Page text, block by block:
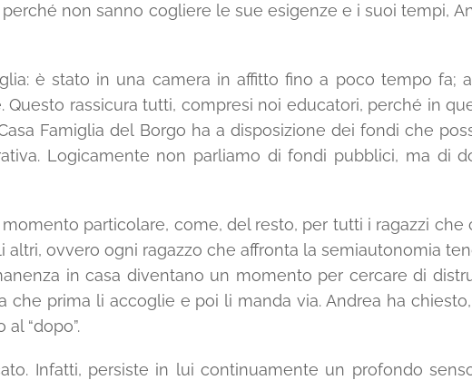
non sanno cogliere le sue esigenze e i suoi tempi,
è stato in una camera in affitto fino a poco tempo fa;
rassicura tutti, compresi noi educatori, perché in
Famiglia del Borgo ha a disposizione dei fondi che
Logicamente non parliamo di fondi pubblici, ma di
momento particolare, come, del resto, per tutti i ragazzi
ovvero ogni ragazzo che affronta la semiautonomia
in casa diventano un momento per cercare di
che prima li accoglie e poi li manda via. Andrea ha
“dopo”.
Infatti, persiste in lui continuamente un profondo